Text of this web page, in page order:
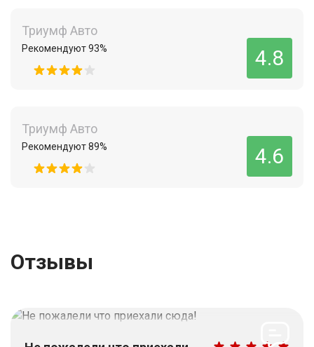
Триумф Авто
Рекомендуют 93% 4.8
Триумф Авто
Рекомендуют 89% 4.6
Отзывы